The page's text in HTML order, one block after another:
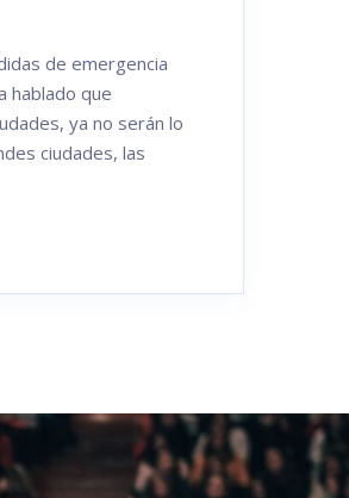
de emergencia
hablado que
ya no serán lo
ciudades, las